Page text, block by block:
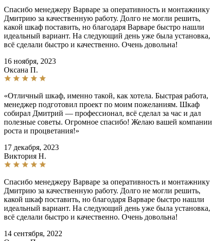
Спасибо менеджеру Варваре за оперативность и монтажнику
Дмитрию за качественную работу. Долго не могли решить,
какой шкаф поставить, но благодаря Варваре быстро нашли
идеальный вариант. На следующий день уже была установка,
всё сделали быстро и качественно. Очень довольна!
16 ноября, 2023
Оксана П.
«Отличный шкаф, именно такой, как хотела. Быстрая работа,
менеджер подготовил проект по моим пожеланиям. Шкаф
собирал Дмитрий — профессионал, всё сделал за час и дал
полезные советы. Огромное спасибо! Желаю вашей компании
роста и процветания!»
17 декабря, 2023
Виктория Н.
Спасибо менеджеру Варваре за оперативность и монтажнику
Дмитрию за качественную работу. Долго не могли решить,
какой шкаф поставить, но благодаря Варваре быстро нашли
идеальный вариант. На следующий день уже была установка,
всё сделали быстро и качественно. Очень довольна!
14 сентября, 2022